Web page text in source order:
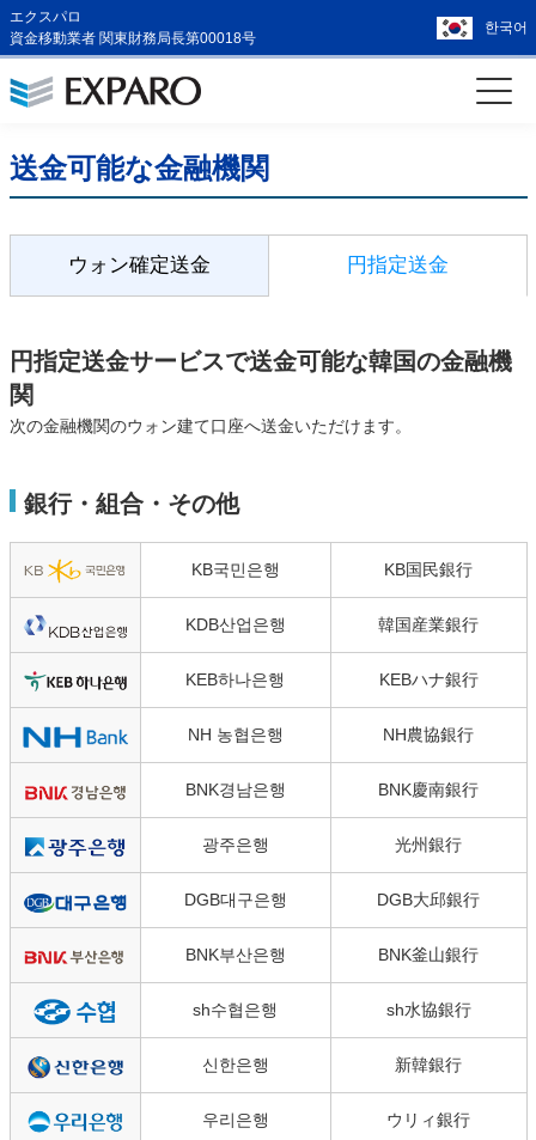
エクスパロ
資金移動業者 関東財務局長第00018号
한국어
送金可能な金融機関
ウォン確定送金 円指定送金
円指定送金サービスで送金可能な韓国の金融機
関
次の金融機関のウォン建て口座へ送金いただけます。
銀行・組合・その他
KB국민은행 KB国民銀行
KDB산업은행 韓国産業銀行
KEB하나은행 KEBハナ銀行
NH 농협은행 NH農協銀行
BNK경남은행 BNK慶南銀行
광주은행 光州銀行
DGB대구은행 DGB大邱銀行
BNK부산은행 BNK釜山銀行
sh수협은행 sh水協銀行
신한은행 新韓銀行
우리은행 ウリィ銀行